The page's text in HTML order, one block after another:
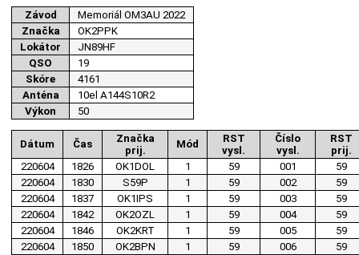
Závod
Memoriál OM3AU 2022
Značka
OK2PPK
Lokátor
JN89HF
QSO
19
Skóre
4161
Anténa
10el A144S10R2
Výkon
50
Dátum Čas
Značka
prij.
Mód
RST
vysl.
Číslo
vysl.
RST
prij.
220604
1826 OK1DOL 1 59 001
59
220604
1830 S59P 1 59 002
59
220604
1837 OK1IPS 1 59 003
59
220604
1842 OK2OZL 1 59 004
59
220604
1846 OK2KRT 1 59 005
59
220604
1850 OK2BPN 1 59 006
59